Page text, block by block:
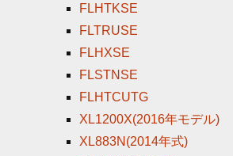
FLHTKSE
FLTRUSE
FLHXSE
FLSTNSE
FLHTCUTG
XL1200X(2016年モデル)
XL883N(2014年式)